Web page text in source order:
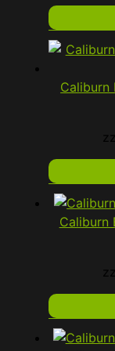
Caliburn
Caliburn